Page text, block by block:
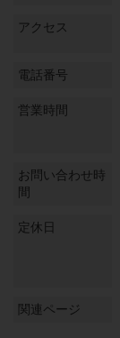
アクセス
電話番号
営業時間
お問い合わせ時
間
定休日
関連ページ